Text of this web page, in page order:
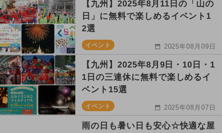
【九州】2025年8月11日の「山の
日」に無料で楽しめるイベント1
2選
イベント 2025年08月09日
【九州】2025年8月9日・10日・1
1日の三連休に無料で楽しめるイ
ベント15選
イベント 2025年08月07日
雨の日も暑い日も安心☆快適な屋